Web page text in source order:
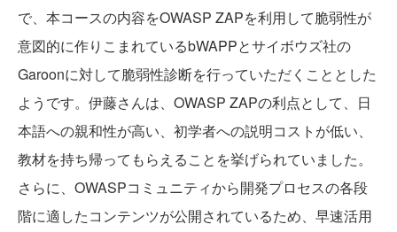
で、本コースの内容をOWASP ZAPを利用して脆弱性が
意図的に作りこまれているbWAPPとサイボウズ社の
Garoonに対して脆弱性診断を行っていただくこととした
ようです。伊藤さんは、OWASP ZAPの利点として、日
本語への親和性が高い、初学者への説明コストが低い、
教材を持ち帰ってもらえることを挙げられていました。
さらに、OWASPコミュニティから開発プロセスの各段
階に適したコンテンツが公開されているため、早速活用